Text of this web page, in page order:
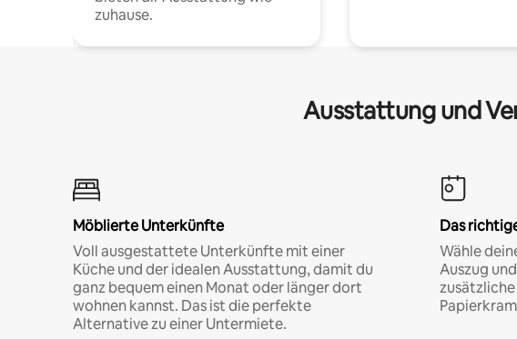
zuhause.
Ausstattung und
Möblierte Unterkünfte
Voll ausgestattete Unterkünfte mit einer
Küche und der idealen Ausstattung, damit du
ganz bequem einen Monat oder länger dort
wohnen kannst. Das ist die perfekte
Alternative zu einer Untermiete.
Das
Wähle
Auszug